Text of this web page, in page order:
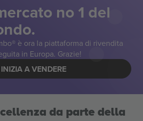
no 1 del
è ora la piattaforma di rivendita
in Europa. Grazie!
INIZIA A VENDERE
da parte della